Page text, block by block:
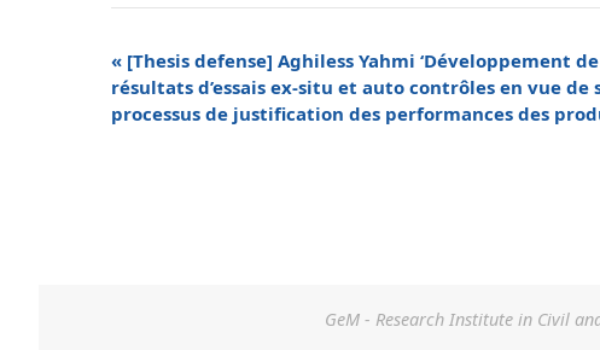
Event
Navigation
« [Thesis defense] Aghiless Yahmi ‘Développement
résultats d’essais ex-situ et auto contrôles en vue
processus de justification des performances des
GeM - Research Institute in Civil